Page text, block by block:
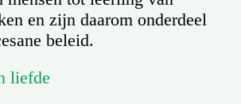
en zijn daarom onderdeel
beleid.
liefde